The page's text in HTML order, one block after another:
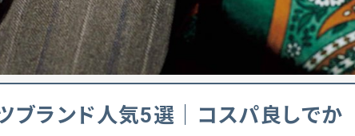
ブランド人気5選｜コスパ良しでか